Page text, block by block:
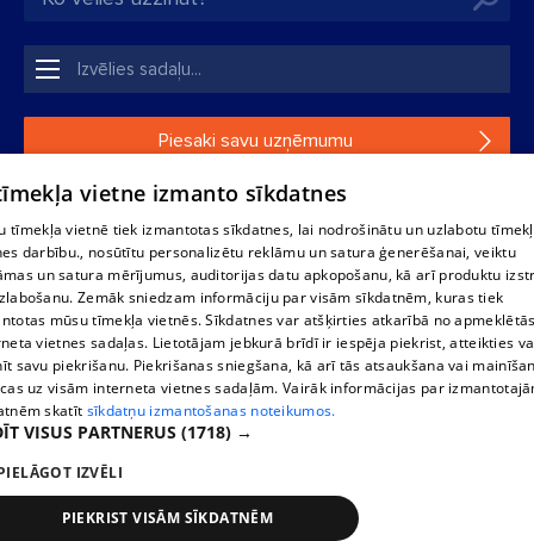
Piesaki savu uzņēmumu
Ja tavs uzņēmums nav mūsu datubāzē, aizpildi vienkāršu
1188 datu bāzes, tās daļas vai datu bāzē iekļautās informācijas,
vai informācijas daļas pavairošana vai izplatīšana jebkādā formā
stingri aizliegta. Tāpat arī ir aizliegta lejupielāde automātiskā
režīmā. Jebkura 1188 web lapā publicētā materiāla
pārpublicēšana ir kategoriski aizliegta bez 1188 web lapas
redakcijas atļaujas.
Portāla palīdzības dienests: e-pasts -
IzstrādātsSIA Helio Media2004-2026
vietne izmanto sīkdatnes
tīmekļa vietnē tiek izmantotas sīkdatnes, lai nodrošinātu un uzlabotu
darbību., nosūtītu personalizētu reklāmu un satura ģenerēšanai, veiktu
un satura mērījumus, auditorijas datu apkopošanu, kā arī produktu
Zemāk sniedzam informāciju par visām sīkdatnēm, kuras tiek
mūsu tīmekļa vietnēs. Sīkdatnes var atšķirties atkarībā no
vietnes sadaļas. Lietotājam jebkurā brīdī ir iespēja piekrist, atteikties
savu piekrišanu. Piekrišanas sniegšana, kā arī tās atsaukšana vai
uz visām interneta vietnes sadaļām. Vairāk informācijas par
skatīt sīkdatņu izmantošanas noteikumos.
VISUS PARTNERUS (1718) →
IZVĒLI
PIEKRIST VISĀM SĪKDATNĒM